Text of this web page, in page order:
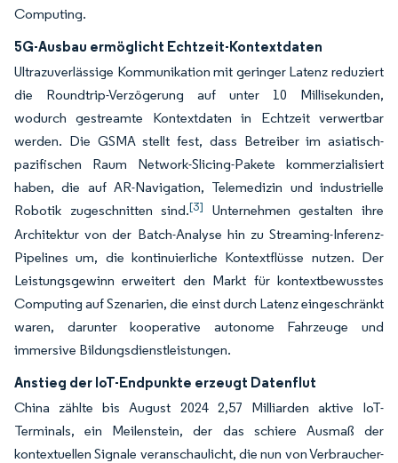
Computing.
5G-Ausbau ermöglicht Echtzeit-Kontextdaten
Ultrazuverlässige Kommunikation mit geringer Latenz reduziert
die Roundtrip-Verzögerung auf unter 10 Millisekunden,
wodurch gestreamte Kontextdaten in Echtzeit verwertbar
werden. Die GSMA stellt fest, dass Betreiber im asiatisch-
pazifischen Raum Network-Slicing-Pakete kommerzialisiert
haben, die auf AR-Navigation, Telemedizin und industrielle
Robotik zugeschnitten sind.[3]
Unternehmen gestalten ihre
Architektur von der Batch-Analyse hin zu Streaming-Inferenz-
Pipelines um, die kontinuierliche Kontextflüsse nutzen. Der
Leistungsgewinn erweitert den Markt für kontextbewusstes
Computing auf Szenarien, die einst durch Latenz eingeschränkt
waren, darunter kooperative autonome Fahrzeuge und
immersive Bildungsdienstleistungen.
Anstieg der IoT-Endpunkte erzeugt Datenflut
China zählte bis August 2024 2,57 Milliarden aktive IoT-
Terminals, ein Meilenstein, der das schiere Ausmaß der
kontextuellen Signale veranschaulicht, die nun von Verbraucher-